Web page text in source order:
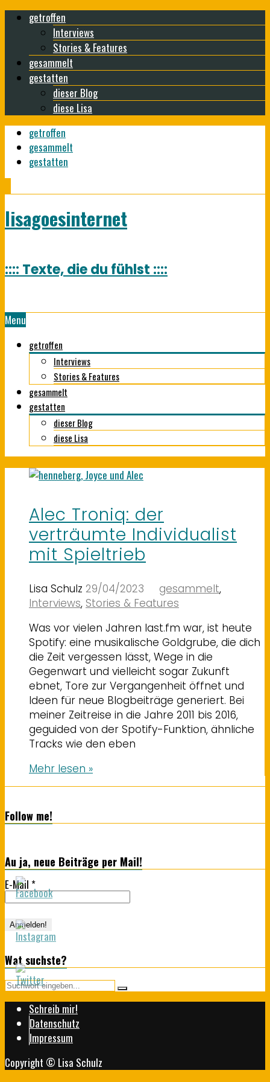
getroffen
Interviews
Stories & Features
gesammelt
gestatten
dieser Blog
diese Lisa
getroffen
gesammelt
gestatten
lisagoesinternet
:::: Texte, die du fühlst ::::
Menu
getroffen
Interviews
Stories & Features
gesammelt
gestatten
dieser Blog
diese Lisa
Alec Troniq: der
verträumte Individualist
mit Spieltrieb
Lisa Schulz 29/04/2023 gesammelt,
Interviews, Stories & Features
Was vor vielen Jahren last.fm war, ist heute
Spotify: eine musikalische Goldgrube, die dich
die Zeit vergessen lässt, Wege in die
Gegenwart und vielleicht sogar Zukunft
ebnet, Tore zur Vergangenheit öffnet und
Ideen für neue Blogbeiträge generiert. Bei
meiner Zeitreise in die Jahre 2011 bis 2016,
geguided von der Spotify-Funktion, ähnliche
Tracks wie den eben
Mehr lesen »
Follow me!
Au ja, neue Beiträge per Mail!
E-Mail *
Wat suchste?
Schreib mir!
Datenschutz
Impressum
Copyright © Lisa Schulz